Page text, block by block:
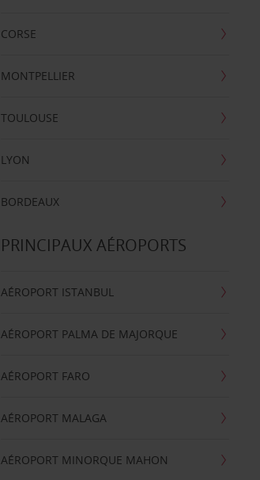
CORSE
MONTPELLIER
TOULOUSE
LYON
BORDEAUX
PRINCIPAUX AÉROPORTS
AÉROPORT ISTANBUL
AÉROPORT PALMA DE MAJORQUE
AÉROPORT FARO
AÉROPORT MALAGA
AÉROPORT MINORQUE MAHON